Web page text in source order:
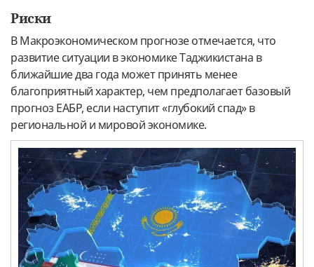
Риски
В Макроэкономическом прогнозе отмечается, что
развитие ситуации в экономике Таджикистана в
ближайшие два года может принять менее
благоприятный характер, чем предполагает базовый
прогноз ЕАБР, если наступит «глубокий спад» в
региональной и мировой экономике.